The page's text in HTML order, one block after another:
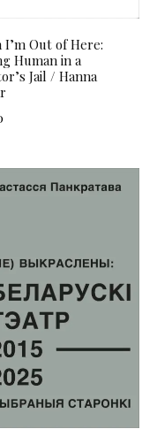
I’m Out of Here:
Human in a
Jail / Hanna